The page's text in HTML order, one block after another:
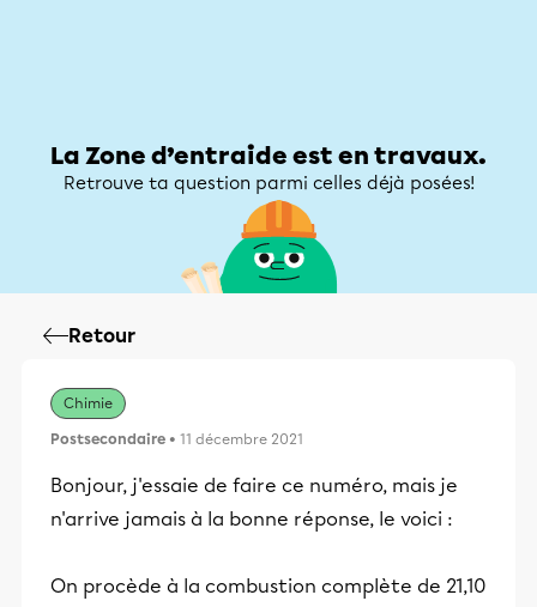
La Zone d’entraide est en travaux.
Retrouve ta question parmi celles déjà posées!
Retour
Chimie
Postsecondaire • 11 décembre 2021
Bonjour, j'essaie de faire ce numéro, mais je
n'arrive jamais à la bonne réponse, le voici :
On procède à la combustion complète de 21,10